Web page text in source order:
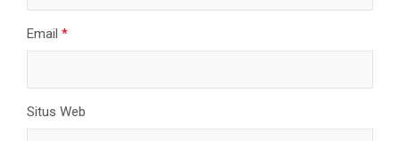
Email *
Situs Web